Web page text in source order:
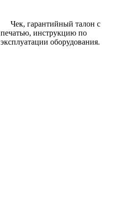
Чек, гарантийный талон с
печатью, инструкцию по
эксплуатации оборудования.